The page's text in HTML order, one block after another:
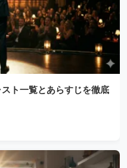
ト一覧とあらすじを徹底